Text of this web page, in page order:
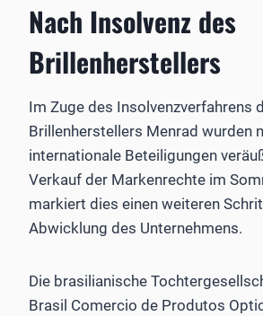
Nach Insolvenz des
Brillenherstellers
Im Zuge des Insolvenzverfahrens
Brillenherstellers Menrad wurden
internationale Beteiligungen
Verkauf der Markenrechte im
markiert dies einen weiteren
Abwicklung des Unternehmens.
Die brasilianische
Brasil Comercio de Produtos